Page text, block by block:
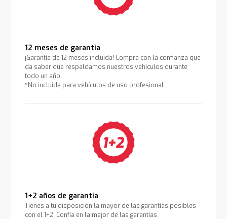
12 meses de garantía
¡Garantía de 12 meses incluida! Compra con la confianza que
da saber que respaldamos nuestros vehículos durante
todo un año.
*No incluida para vehículos de uso profesional
1+2 años de garantía
Tienes a tu disposición la mayor de las garantías posibles
con el 1+2. Confía en la mejor de las garantías.